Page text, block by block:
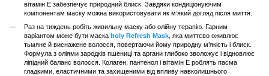
вітамін Е забезпечує природний блиск. Завдяки кондиціонуючим
компонентам маску можна використовувати як м’який догляд після миття.
Раз на тиждень робіть живильну маску або олійну терапію. Гарним
варіантом може бути маска holy Refresh Mask, яка миттєво оживлює
тьмяне й виснажене волосся, повертаючи йому природну м’якість і блиск.
Формула з оліями зародків пшениці та аргани глибоко зволожує і відновлює
ліпідний баланс волосся. Колаген, пантенол і вітамін Е роблять пасма
гладкими, еластичними та захищеними від впливу навколишнього